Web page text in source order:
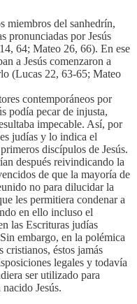
miembros del sanhedrín,
pronunciadas por Jesús
64; Mateo 26, 66). En ese
a Jesús comenzaron a
(Lucas 22, 63-65; Mateo
contemporáneos por
podía pecar de injusta,
impecable. Así, por
judías y lo indica el
discípulos de Jesús.
después reivindicando la
de que la mayoría de
no para dilucidar la
les permitiera condenar a
en ello incluso el
las Escrituras judías
embargo, en la polémica
éstos jamás
legales y todavía
ser utilizado para
Jesús.